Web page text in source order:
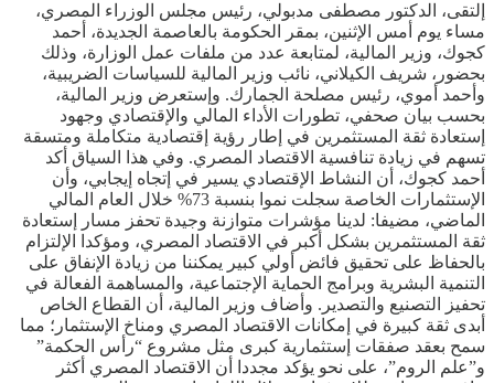
إلتقى، الدكتور مصطفى مدبولي، رئيس مجلس الوزراء المصري،
مساء يوم أمس الإثنين، بمقر الحكومة بالعاصمة الجديدة، أحمد
كجوك، وزير المالية، لمتابعة عدد من ملفات عمل الوزارة، وذلك
بحضور، شريف الكيلاني، نائب وزير المالية للسياسات الضريبية،
وأحمد أموي، رئيس مصلحة الجمارك. وإستعرض وزير المالية،
بحسب بيان صحفي، تطورات الأداء المالي والإقتصادي وجهود
إستعادة ثقة المستثمرين في إطار رؤية إقتصادية متكاملة ومتسقة
تسهم في زيادة تنافسية الاقتصاد المصري. وفي هذا السياق أكد
أحمد كجوك، أن النشاط الإقتصادي يسير في إتجاه إيجابي، وأن
الإستثمارات الخاصة سجلت نموا بنسبة 73% خلال العام المالي
الماضي، مضيفا: لدينا مؤشرات متوازنة وجيدة تحفز مسار إستعادة
ثقة المستثمرين بشكل أكبر في الاقتصاد المصري، ومؤكدا الإلتزام
بالحفاظ على تحقيق فائض أولي كبير يمكننا من زيادة الإنفاق على
التنمية البشرية وبرامج الحماية الإجتماعية، والمساهمة الفعالة في
تحفيز التصنيع والتصدير. وأضاف وزير المالية، أن القطاع الخاص
أبدى ثقة كبيرة في إمكانات الاقتصاد المصري ومناخ الإستثمار؛ مما
سمح بعقد صفقات إستثمارية كبرى مثل مشروع “رأس الحكمة”
و”علم الروم”، على نحو يؤكد مجددا أن الاقتصاد المصري أكثر